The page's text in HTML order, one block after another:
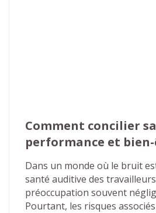
Comment concilier
performance et
travail ?
Dans un monde où le bruit
santé auditive des
préoccupation souvent
Pourtant, les risques